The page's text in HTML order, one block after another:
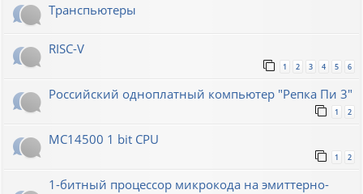
Транспьютеры
RISC-V
1 2 3 4 5 6
Российский одноплатный компьютер "Репка Пи 3"
1 2
MC14500 1 bit CPU
1 2
1-битный процессор микрокода на эмиттерно-